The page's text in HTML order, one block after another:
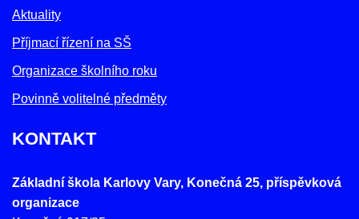
Aktuality
Příjmací řízení na SŠ
Organizace školního roku
Povinně volitelné předměty
KONTAKT
Základní škola Karlovy Vary, Konečná 25, příspěvková
organizace